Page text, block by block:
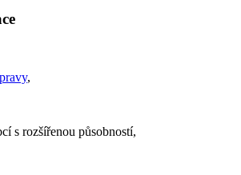
,
s rozšířenou působností,